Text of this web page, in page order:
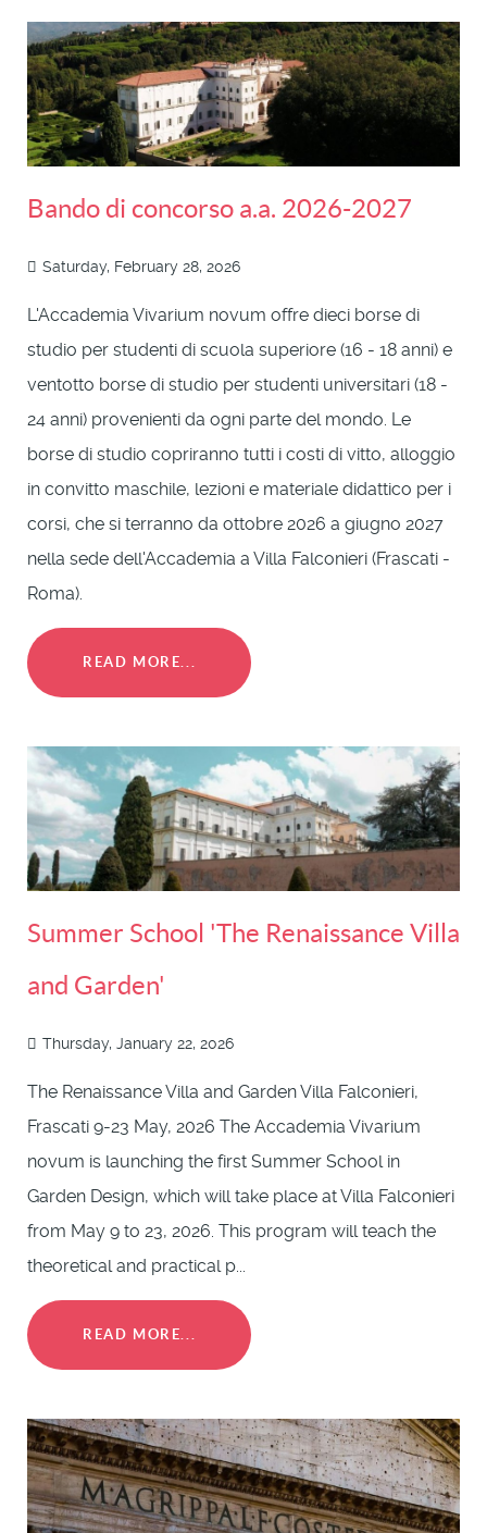
Bando di concorso a.a. 2026-2027
Saturday, February 28, 2026
L'Accademia Vivarium novum offre dieci borse di
studio per studenti di scuola superiore (16 - 18 anni) e
ventotto borse di studio per studenti universitari (18 -
24 anni) provenienti da ogni parte del mondo. Le
borse di studio copriranno tutti i costi di vitto, alloggio
in convitto maschile, lezioni e materiale didattico per i
corsi, che si terranno da ottobre 2026 a giugno 2027
nella sede dell'Accademia a Villa Falconieri (Frascati -
Roma).
READ MORE...
Summer School 'The Renaissance Villa
and Garden'
Thursday, January 22, 2026
The Renaissance Villa and Garden Villa Falconieri,
Frascati 9-23 May, 2026 The Accademia Vivarium
novum is launching the first Summer School in
Garden Design, which will take place at Villa Falconieri
from May 9 to 23, 2026. This program will teach the
theoretical and practical p...
READ MORE...